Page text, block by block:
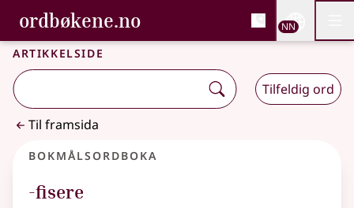
Gå til hovudinnhald
Tilgjenge
ordbøkene.no, Bokmålsordboka og
Bokmålsordboka og Nynorskordboka
NN
Artikkelside
Tilfeldig ord
Til framsida
Bokmålsordboka
-fisere